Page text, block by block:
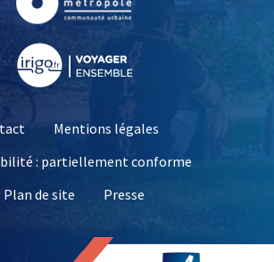
Mentions légales
: partiellement conforme
Plan de site
Presse